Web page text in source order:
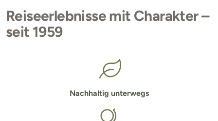
Reiseerlebnisse mit Charakter –
seit 1959
Nachhaltig unterwegs